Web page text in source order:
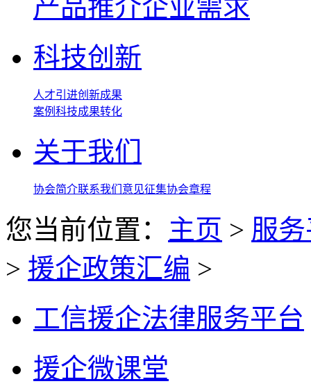
产品推介企业需求
科技创新
人才引进创新成果
案例 科技成果转化
关于我们
协会简介联系我们 意见征集协会章程
您当前位置： 主页 > 服
> 援企政策汇编 >
工信援企法律服务平台
援企微课堂